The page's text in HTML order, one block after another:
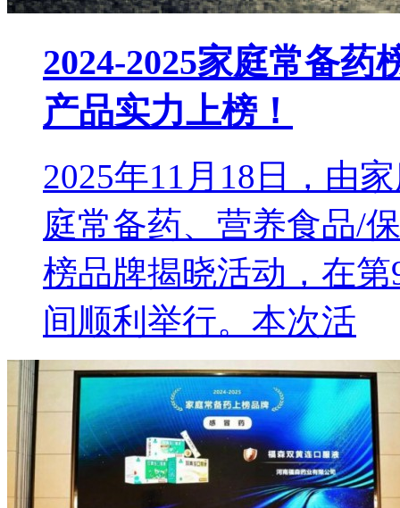
2024-2025家庭常备
产品实力上榜！
2025年11月18日，由
庭常备药、营养食品/
榜品牌揭晓活动，在
间顺利举行。本次活